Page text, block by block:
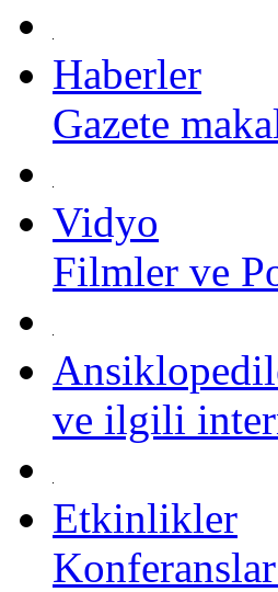
Haberler
Gazete
Vidyo
Filmler ve
ve ilgili
Etkinlikler